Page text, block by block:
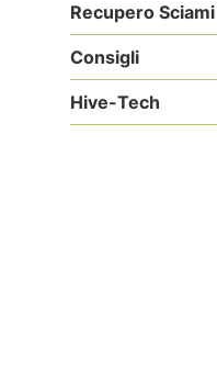
Recupero Sciami
Consigli
Hive-Tech